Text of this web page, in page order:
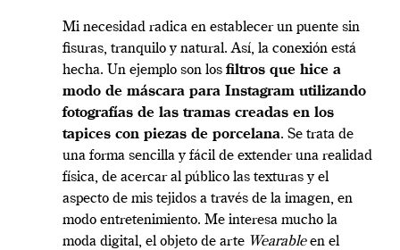
Mi necesidad radica en establecer un puente sin
fisuras, tranquilo y natural. Así, la conexión está
hecha. Un ejemplo son los filtros que hice a
modo de máscara para Instagram utilizando
fotografías de las tramas creadas en los
tapices con piezas de porcelana. Se trata de
una forma sencilla y fácil de extender una realidad
física, de acercar al público las texturas y el
aspecto de mis tejidos a través de la imagen, en
modo entretenimiento. Me interesa mucho la
moda digital, el objeto de arte Wearableen el